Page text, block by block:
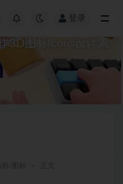
登录
3D图标Icons设计素